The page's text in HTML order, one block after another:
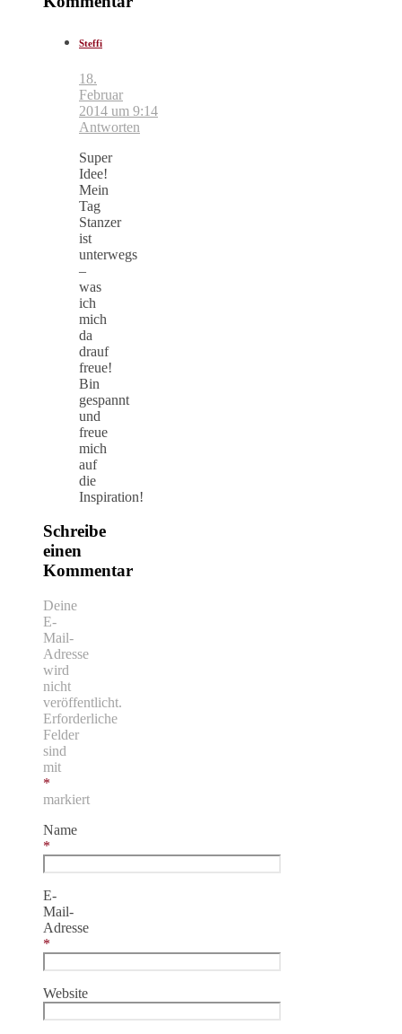
Steffi
18.
Februar
2014 um 9:14
Antworten
Super
Idee!
Mein
Tag
Stanzer
ist
unterwegs
–
was
ich
mich
da
drauf
freue!
Bin
gespannt
und
freue
mich
auf
die
Inspiration!
Schreibe
einen
Kommentar
Deine
E-
Mail-
Adresse
wird
nicht
veröffentlicht.
Erforderliche
Felder
sind
mit
*
markiert
Name
*
E-
Mail-
Adresse
*
Website